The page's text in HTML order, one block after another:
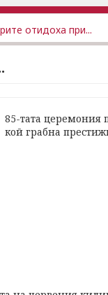
отидоха при...
85-тата церемония
кой грабна